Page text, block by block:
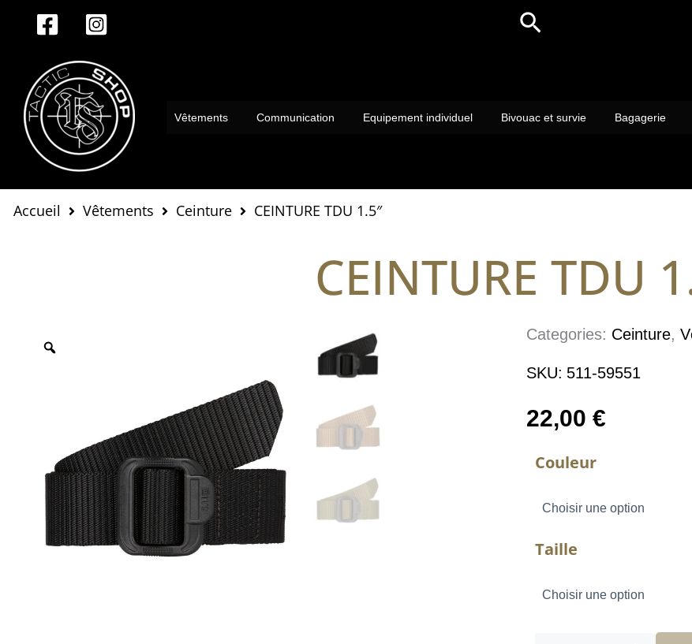
contenu
Rechercher
Vêtements Communication Equipement individuel Bivouac et survie Bagagerie
Accueil Vêtements Ceinture CEINTURE TDU 1.5″
CEINTURE TDU
Couleur
Taille
de
1.5"
Categories: Ceinture,
SKU: 511-59551
22,00€